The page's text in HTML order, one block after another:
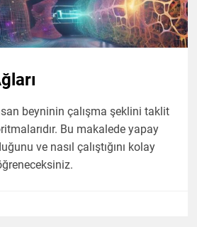
beyninin çalışma şeklini taklit
Bu makalede yapay
ve nasıl çalıştığını kolay